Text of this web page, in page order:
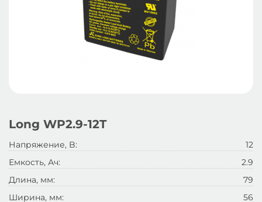
Long WP2.9-12T
Напряжение, B:
12
Емкость, Ач:
2.9
Длина, мм:
79
Ширина, мм:
56